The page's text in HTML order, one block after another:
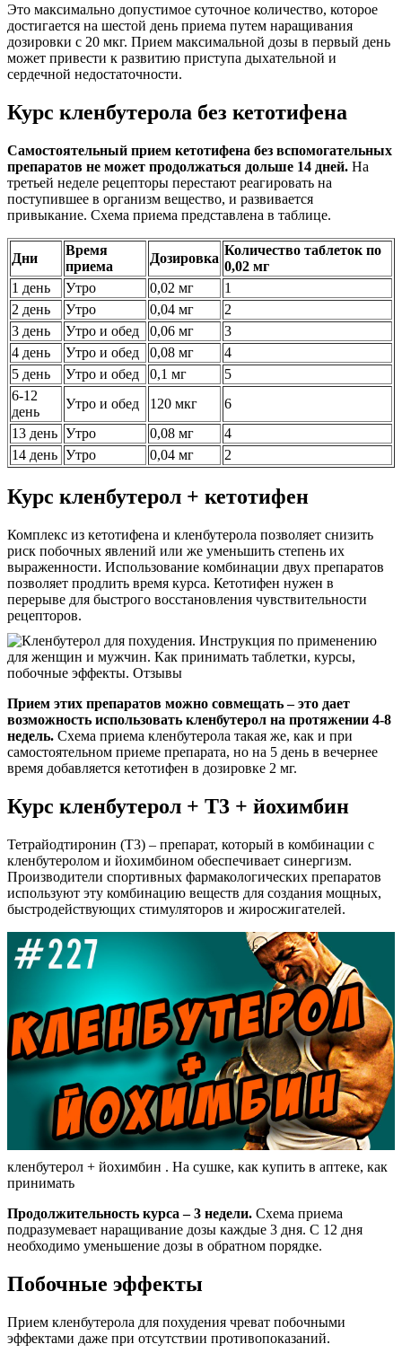
Это максимально допустимое суточное количество, которое
достигается на шестой день приема путем наращивания
дозировки с 20 мкг. Прием максимальной дозы в первый день
может привести к развитию приступа дыхательной и
сердечной недостаточности.
Курс кленбутерола без кетотифена
Самостоятельный прием кетотифена без вспомогательных
препаратов не может продолжаться дольше 14 дней. На
третьей неделе рецепторы перестают реагировать на
поступившее в организм вещество, и развивается
привыкание. Схема приема представлена в таблице.
Дни
Время
приема
Дозировка
Количество таблеток по
0,02 мг
1 день
Утро 0,02 мг
1
2 день
Утро 0,04 мг
2
3 день
Утро и обед 0,06 мг
3
4 день
Утро и обед 0,08 мг
4
5 день
Утро и обед 0,1 мг
5
6-12
день
Утро и обед 120 мкг
6
13 день Утро 0,08 мг
4
14 день Утро 0,04 мг 2
Курс кленбутерол + кетотифен
Комплекс из кетотифена и кленбутерола позволяет снизить
риск побочных явлений или же уменьшить степень их
выраженности. Использование комбинации двух препаратов
позволяет продлить время курса. Кетотифен нужен в
перерыве для быстрого восстановления чувствительности
рецепторов.
Прием этих препаратов можно совмещать – это дает
возможность использовать кленбутерол на протяжении 4-8
недель. Схема приема кленбутерола такая же, как и при
самостоятельном приеме препарата, но на 5 день в вечернее
время добавляется кетотифен в дозировке 2 мг.
Курс кленбутерол + T3 + йохимбин
Тетрайодтиронин (Т3) – препарат, который в комбинации с
кленбутеролом и йохимбином обеспечивает синергизм.
Производители спортивных фармакологических препаратов
используют эту комбинацию веществ для создания мощных,
быстродействующих стимуляторов и жиросжигателей.
кленбутерол + йохимбин . На сушке, как купить в аптеке, как
принимать
Продолжительность курса – 3 недели. Схема приема
подразумевает наращивание дозы каждые 3 дня. С 12 дня
необходимо уменьшение дозы в обратном порядке.
Побочные эффекты
Прием кленбутерола для похудения чреват побочными
эффектами даже при отсутствии противопоказаний.